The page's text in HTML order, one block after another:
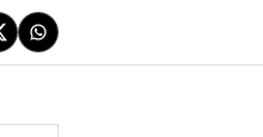
WhatsApp